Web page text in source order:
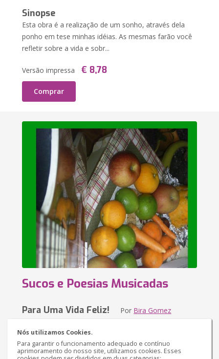
Nós utilizamos Cookies.
Para garantir o funcionamento adequado e contínuo
aprimoramento do nosso site, utilizamos cookies. Esses
Sinopse
Esta obra é a realização de um sonho, através dela
ponho em tese minhas idéias. As mesmas farão você
refletir sobre a vida e sobr...
Versão impressa € 8,78
Comprar
Sucos e Poesias Musicadas
Para Uma Vida Feliz! Por Bira Gomez
Sinopse
Eu gostaria que todas as pessoas tivessem acesso a